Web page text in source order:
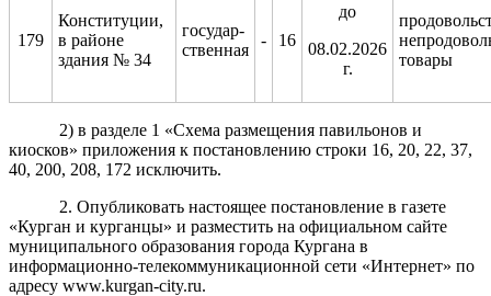
179
Конституции,
в районе
здания № 34
государ-
ственная
- 16
до
08.02.2026
г.
товары
2) в разделе 1 «Схема размещения павильонов и
киосков» приложения к постановлению строки 16, 20, 22, 37,
40, 200, 208, 172 исключить.
2. Опубликовать настоящее постановление в газете
«Курган и курганцы» и разместить на официальном сайте
муниципального образования города Кургана в
информационно-телекоммуникационной сети «Интернет» по
адресу www.kurgan-city.ru.